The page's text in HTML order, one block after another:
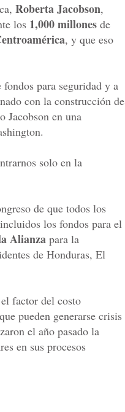
Roberta Jacobson,
los 1,000 millones de
, y que eso
para seguridad y a
con la construcción de
Jacobson en una
solo en la
de que todos los
los fondos para el
Alianza para la
de Honduras, El
factor del costo
pueden generarse crisis
el año pasado la
en sus procesos